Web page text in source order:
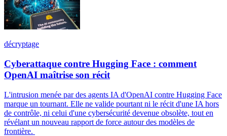
décryptage
Cyberattaque contre Hugging Face : comment
OpenAI maîtrise son récit
L'intrusion menée par des agents IA d'OpenAI contre Hugging Face
marque un tournant. Elle ne valide pourtant ni le récit d'une IA hors
de contrôle, ni celui d'une cybersécurité devenue obsolète, tout en
révélant un nouveau rapport de force autour des modèles de
frontière.